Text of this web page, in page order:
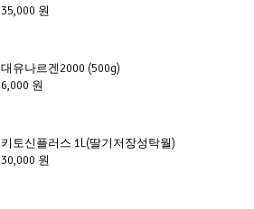
35,000 원
대유나르겐2000 (500g)
6,000 원
키토신플러스 1L(딸기저장성탁월)
30,000 원